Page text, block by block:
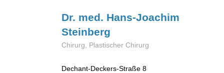
Dr. med. Hans-Joachim
Steinberg
Chirurg, Plastischer Chirurg
Dechant-Deckers-Straße 8